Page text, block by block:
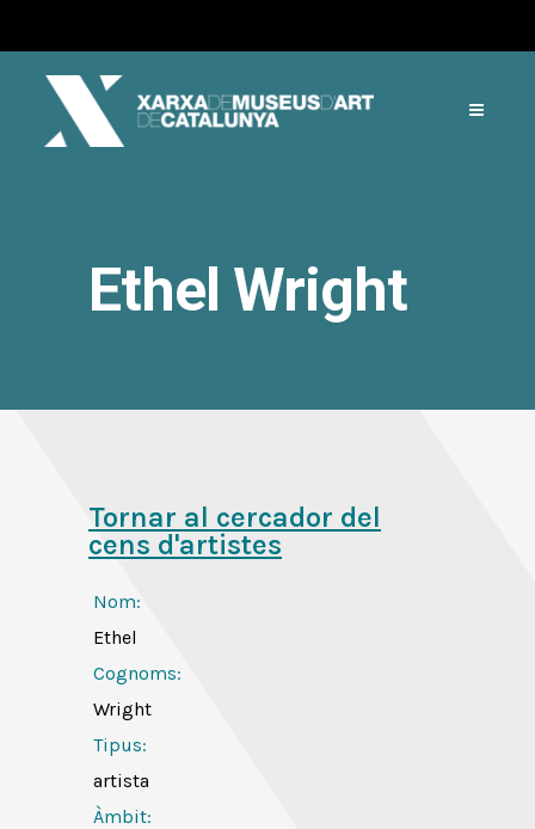
Ethel Wright
Tornar al cercador del
cens d'artistes
Nom:
Ethel
Cognoms:
Wright
Tipus:
artista
Àmbit: